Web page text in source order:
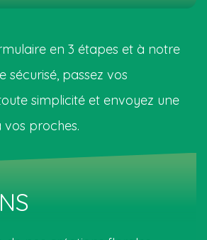
en 3 étapes et à notre
sécurisé, passez vos
simplicité et envoyez une
proches.